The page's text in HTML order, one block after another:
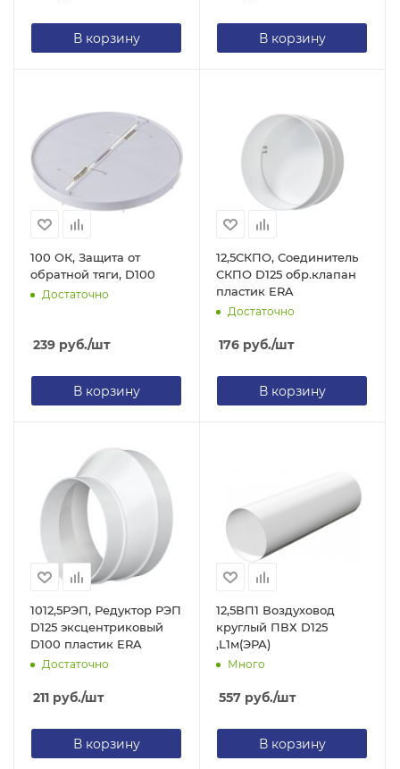
В корзину В корзину
100 ОК, Защита от
обратной тяги, D100
Достаточно
239 руб./шт
В корзину
12,5СКПО, Соединитель
СКПО D125 обр.клапан
пластик ERA
Достаточно
176 руб./шт
В корзину
1012,5РЭП, Редуктор РЭП
D125 эксцентриковый
D100 пластик ERA
Достаточно
211 руб./шт
В корзину
12,5ВП1 Воздуховод
круглый ПВХ D125
,L1м(ЭРА)
Много
557 руб./шт
В корзину